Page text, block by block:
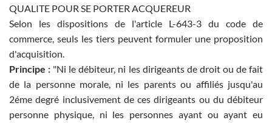
QUALITE POUR SE PORTER ACQUEREUR
Selon les dispositions de l'article L-643-3 du code de
commerce, seuls les tiers peuvent formuler une proposition
d'acquisition.
Principe : "Ni le débiteur, ni les dirigeants de droit ou de fait
de la personne morale, ni les parents ou affiliés jusqu'au
2éme degré inclusivement de ces dirigeants ou du débiteur
personne physique, ni les personnes ayant ou ayant eu